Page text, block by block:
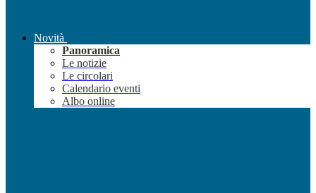
Novità
Panoramica
Le notizie
Le circolari
Calendario eventi
Albo online